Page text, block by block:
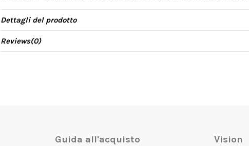
Dettagli del prodotto
Reviews(0)
Guida all'acquisto Vision